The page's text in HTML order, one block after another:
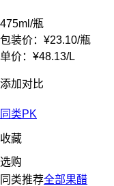
475ml /瓶
包装价： ¥23.10/瓶
单价： ¥48.13/L
添加对比
同类PK
收藏
选购
同类推荐全部果醋